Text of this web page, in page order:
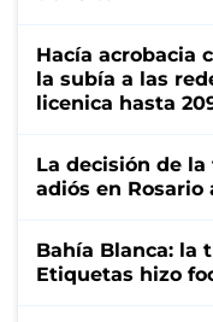
Hacía acrobacia
la subía a las
licenica hasta
La decisión de
adiós en Rosario
Bahía Blanca: la
Etiquetas hizo